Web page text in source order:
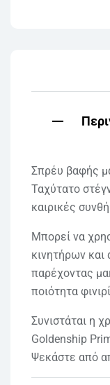
Σπρέυ βαφής
Ταχύτατο
καιρικές
Μπορεί να
κινητήρων και
παρέχοντας
ποιότητα
Συνιστάται η
Goldenship
Ψεκάστε από